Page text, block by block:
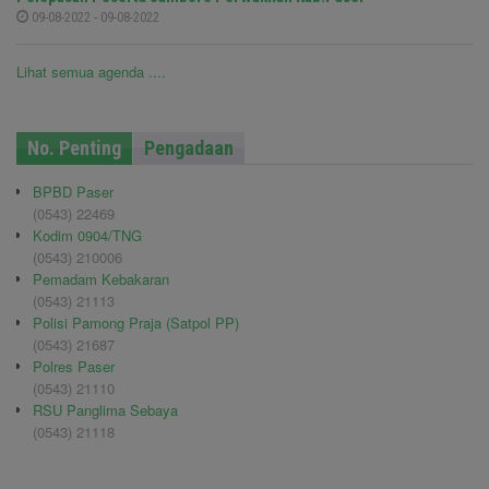
09-08-2022 - 09-08-2022
Lihat semua agenda ....
No. Penting Pengadaan
BPBD Paser
(0543) 22469
Kodim 0904/TNG
(0543) 210006
Pemadam Kebakaran
(0543) 21113
Polisi Pamong Praja (Satpol PP)
(0543) 21687
Polres Paser
(0543) 21110
RSU Panglima Sebaya
(0543) 21118